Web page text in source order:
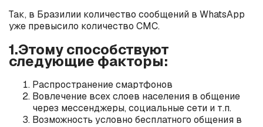
Так, в Бразилии количество сообщений в WhatsApp
уже превысило количество СМС.
1.Этому способствуют
следующие факторы:
Распространение смартфонов
Вовлечение всех слоев населения в общение
через мессенджеры, социальные сети и т.п.
Возможность условно бесплатного общения в